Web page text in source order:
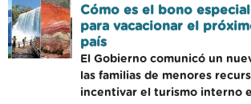
Cómo es el bono
para vacacionar el
país
El Gobierno comunicó un
las familias de menores
incentivar el turismo interno